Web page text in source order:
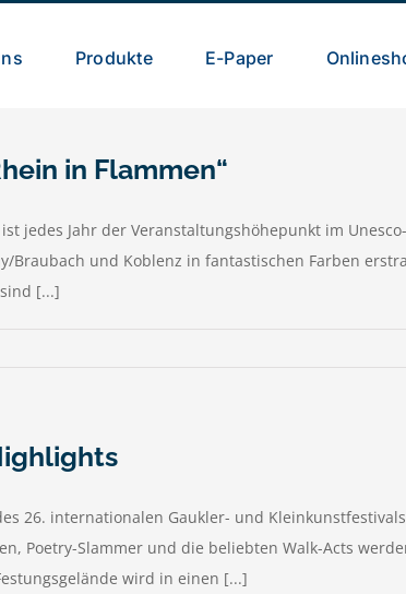
Produkte E-Paper
in Flammen“
ist jedes Jahr der Veranstaltungshöhepunkt im
Braubach und Koblenz in fantastischen Farben
[...]
26. internationalen Gaukler- und Kleinkunstfestivals
Poetry-Slammer und die beliebten Walk-Acts
wird in einen [...]